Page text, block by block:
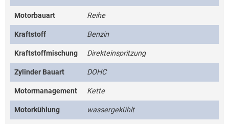
Motorbauart Reihe
Kraftstoff Benzin
Kraftstoffmischung Direkteinspritzung
Zylinder Bauart DOHC
Motormanagement Kette
Motorkühlung wassergekühlt